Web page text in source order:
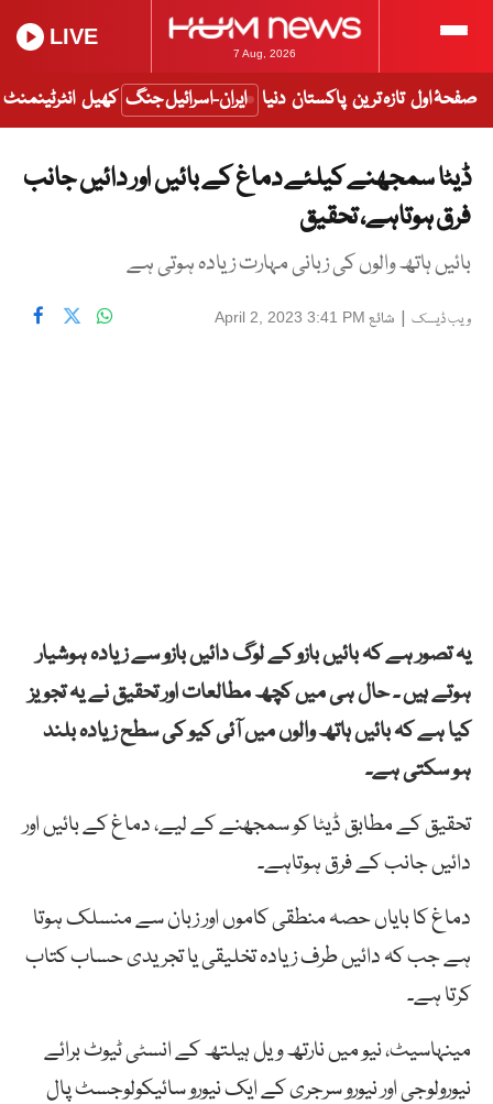
7 Aug, 2026
LIVE
صفحۂ اول تازہ ترین پاکستان دنیا ایران-اسرائیل جنگ کھیل انٹرٹینمنٹ
ڈیٹا سمجھنے کیلئے دماغ کے بائیں اور دائیں جانب
فرق ہوتاہے، تحقیق
بائیں ہاتھ والوں کی زبانی مہارت زیادہ ہوتی ہے
ویب ڈیسک | شائع April 2, 2023 3:41 PM
یہ تصور ہے کہ بائیں بازو کے لوگ دائیں بازو سے زیادہ ہوشیار
ہوتے ہیں ۔ حال ہی میں کچھ مطالعات اور تحقیق نے یہ تجویز
کیا ہے کہ بائیں ہاتھ والوں میں آئی کیو کی سطح زیادہ بلند
ہو سکتی ہے۔
تحقیق کے مطابق ڈیٹا کو سمجھنے کے لیے، دماغ کے بائیں اور
دائیں جانب کے فرق ہوتاہے۔
دماغ کا بایاں حصہ منطقی کاموں اور زبان سے منسلک ہوتا
ہے جب کہ دائیں طرف زیادہ تخلیقی یا تجریدی حساب کتاب
کرتا ہے۔
مینہاسیٹ، نیو میں نارتھ ویل ہیلتھ کے انسٹی ٹیوٹ برائے
نیورولوجی اور نیورو سرجری کے ایک نیورو سائیکولوجسٹ پال